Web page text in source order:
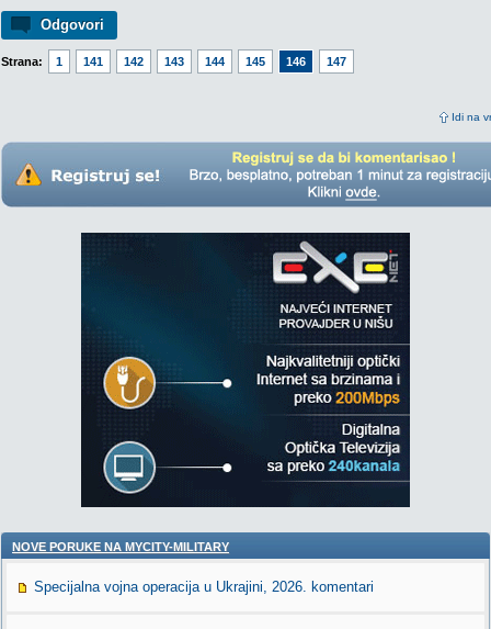
Odgovori
Strana: 1 141 142 143 144 145 146 147
Idi na
NOVE PORUKE NA MYCITY-MILITARY
Specijalna vojna operacija u Ukrajini, 2026. komentari